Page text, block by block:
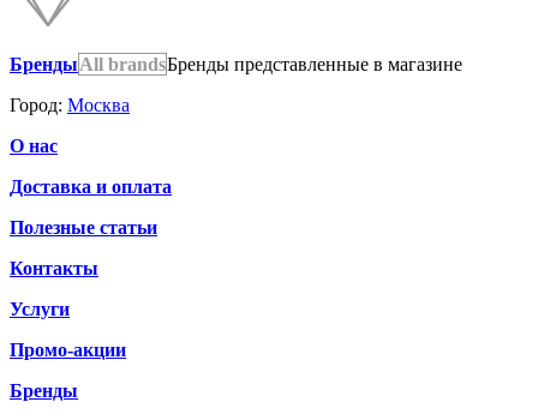
БрендыAll brandsБренды представленные в магазине
Город: Москва
О нас
Доставка и оплата
Полезные статьи
Контакты
Услуги
Промо-акции
Бренды